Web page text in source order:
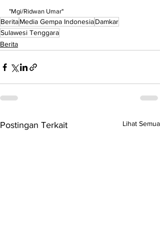
"Mgi/Ridwan Umar"
BeritaMedia Gempa IndonesiaDamkar
Sulawesi Tenggara
Berita
Postingan Terkait Lihat Semua